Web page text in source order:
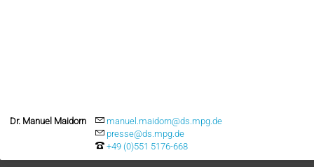
Dr. Manuel Maidorn
manuel.maidorn@ds.mpg.de
presse@ds.mpg.de
+49 (0)551 5176-668